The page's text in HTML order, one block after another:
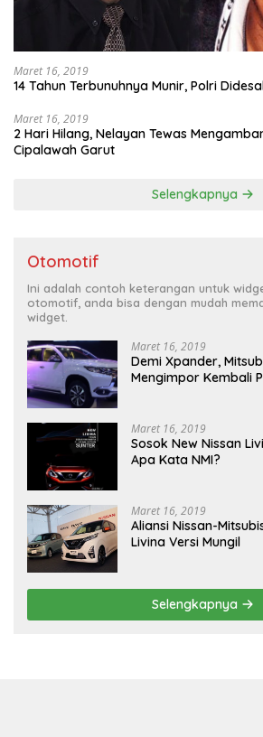
Maret 16, 2019
14 Tahun Terbunuhnya Munir, Polri
Maret 16, 2019
2 Hari Hilang, Nelayan Tewas
Cipalawah Garut
Selengkapnya
Otomotif
Ini adalah contoh keterangan untuk
otomotif, anda bisa dengan mudah
widget.
Maret 16, 2019
Demi Xpander,
Mengimpor Kembali
Maret 16, 2019
Sosok New Nissan
Apa Kata NMI?
Maret 16, 2019
Aliansi Nissan-
Livina Versi Mungil
Selengkapnya